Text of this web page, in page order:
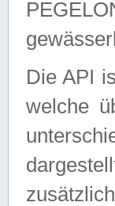
Die API
welche